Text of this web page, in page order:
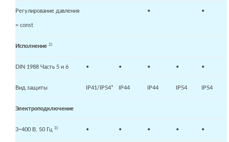
Регулирование давления
= const
• •
Исполнение 2)
DIN 1988 Часть 5 и 6 • • • • •
Вид защиты IP41/IP54* IP44 IP44 IP54 IP54
Электроподключение
3~400 В, 50 Гц 3) • • • • •